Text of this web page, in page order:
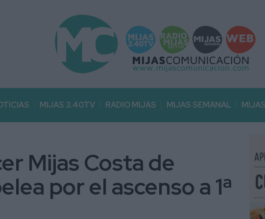
MIJAS 3.40TV RADIO MIJAS MIJAS SEMANAL
Mijas Costa de
por el ascenso a 1ª